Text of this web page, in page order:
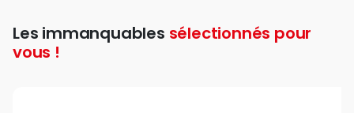
Les immanquables sélectionnés pour
vous !